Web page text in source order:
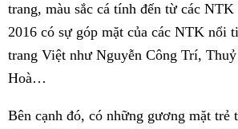
trang, màu sắc cá tính đến từ các
2016 có sự góp mặt của các NTK nổi
trang Việt như Nguyễn Công Trí,
Hoà…
Bên cạnh đó, có những gương mặt trẻ